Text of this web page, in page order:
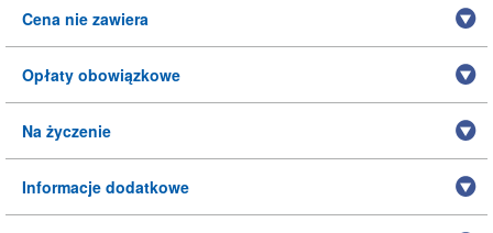
Cena nie zawiera
Opłaty obowiązkowe
Na życzenie
Informacje dodatkowe